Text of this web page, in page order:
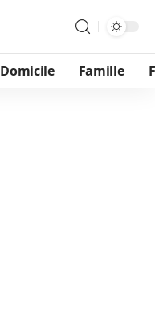
Domicile Famille